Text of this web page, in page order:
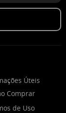
Úteis
Comprar
de Uso